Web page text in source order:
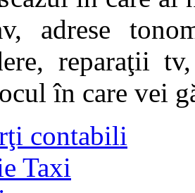
adrese
reparaţii
în care vei
contabili
Taxi